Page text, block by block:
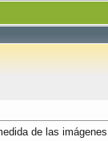
de las